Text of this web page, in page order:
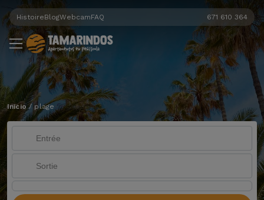
HistoireBlogWebcamFAQ 671 610 364
Inicio/ plage